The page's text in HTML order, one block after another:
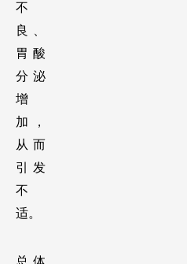
不
良、
胃酸
分泌
增
加，
从而
引发
不
适。